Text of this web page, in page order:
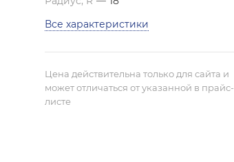
Все характеристики
Цена действительна только для сайта и
может отличаться от указанной в прайс-
листе